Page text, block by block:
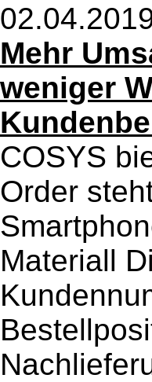
Mehr
weniger
COSYS
Order
Materiall